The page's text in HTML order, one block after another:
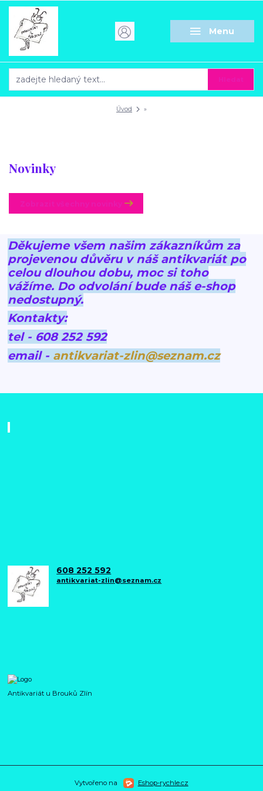
Menu
Úvod »
Novinky
Děkujeme všem našim zákazníkům za
projevenou důvěru v náš antikvariát po
celou dlouhou dobu, moc si toho
vážíme. Do odvolání bude náš e-shop
nedostupný.
Kontakty:
tel - 608 252 592
email - antikvariat-zlin@seznam.cz
608 252 592
antikvariat-zlin@seznam.cz
Antikvariát u Brouků Zlín
Vytvořeno na Eshop-rychle.cz